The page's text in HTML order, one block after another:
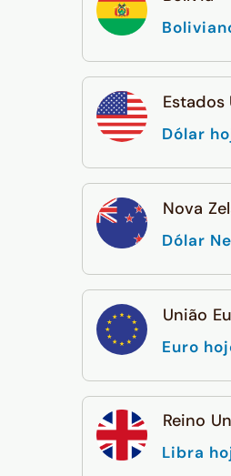
Estados
Dólar
Nova
Dólar
União
Euro
Reino
Libra